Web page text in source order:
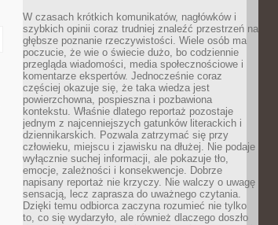
W czasach krótkich komunikatów, nagłówków i
szybkich opinii coraz trudniej znaleźć przestrzeń na
głębsze poznanie rzeczywistości. Wiele osób ma
poczucie, że wie o świecie dużo, bo codziennie
przegląda wiadomości, media społecznościowe i
komentarze ekspertów. Jednocześnie coraz
częściej okazuje się, że taka wiedza jest
powierzchowna, pospieszna i pozbawiona
kontekstu. Właśnie dlatego reportaż pozostaje
jednym z najcenniejszych gatunków literackich i
dziennikarskich. Pozwala zatrzymać się przy
człowieku, miejscu i zjawisku na dłużej. Nie podaje
wyłącznie suchej informacji, ale pokazuje tło,
emocje, zależności i konsekwencje. Dobrze
napisany reportaż nie krzyczy. Nie walczy o uwagę
sensacją, lecz zaprasza do uważnego czytania.
Dzięki temu odbiorca zaczyna rozumieć nie tylko
to, co się wydarzyło, ale również dlaczego doszło